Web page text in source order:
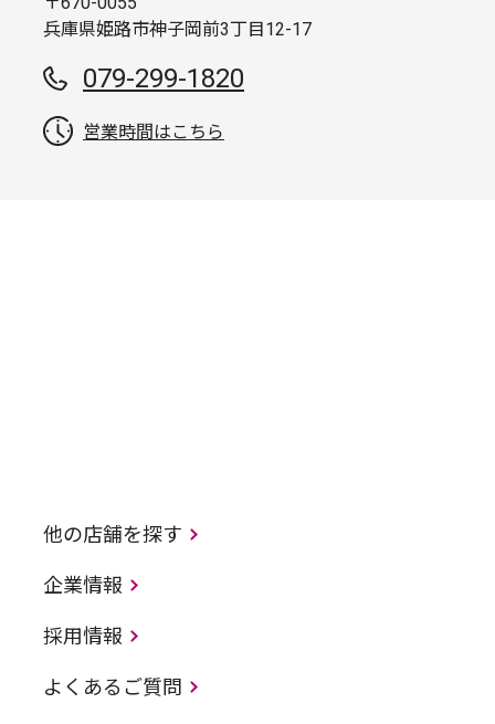
兵庫県姫路市神子岡前3丁目12-17
079-299-1820
営業時間はこちら
他の店舗を探す
企業情報
採用情報
よくあるご質問